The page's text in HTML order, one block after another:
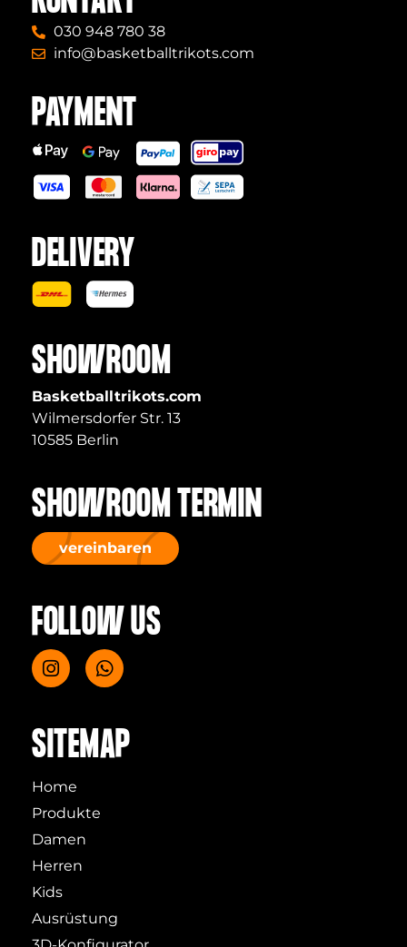
030 948 780 38
info@basketballtrikots.com
PAYMENT
DELIVERY
SHOWROOM
Basketballtrikots.com
Wilmersdorfer Str. 13
10585 Berlin
SHOWROOM TERMIN
vereinbaren
FOLLOW US
SITEMAP
Home
Produkte
Damen
Herren
Kids
Ausrüstung